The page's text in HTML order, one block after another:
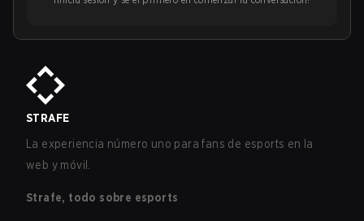
STRAFE
La experiencia número uno para fans de esports en la
web y móvil.
Strafe, todo sobre esports